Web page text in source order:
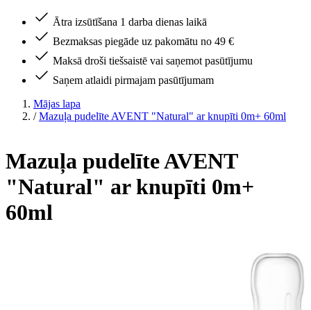
Ātra izsūtīšana 1 darba dienas laikā
Bezmaksas piegāde uz pakomātu no 49 €
Maksā droši tiešsaistē vai saņemot pasūtījumu
Saņem atlaidi pirmajam pasūtījumam
Mājas lapa
/ Mazuļa pudelīte AVENT "Natural" ar knupīti 0m+ 60ml
Mazuļa pudelīte AVENT
"Natural" ar knupīti 0m+
60ml